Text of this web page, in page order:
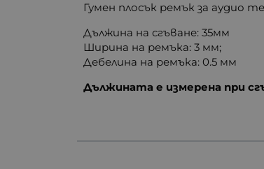
Гумен плосък ремък за аудио
Дължина на сгъване: 35мм
Ширина на ремъка: 3 мм;
Дебелина на ремъка: 0.5 мм
Дължината е измерена при